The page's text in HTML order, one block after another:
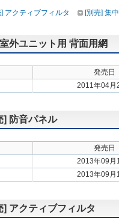
] アクティブフィルタ [別売] 集
外ユニット用 背面用網
発売日
2011年04月
] 防音パネル
発売日
2013年09月
2013年09月
アクティブフィルタ